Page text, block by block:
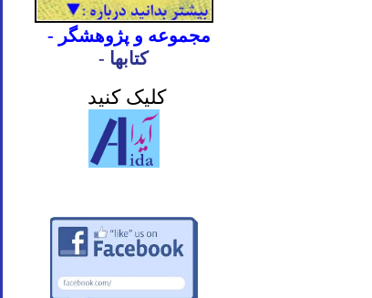
- مجموعه و پژوهشگر
- کتابها
کلیک کنید